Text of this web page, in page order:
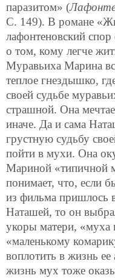
паразитом» (
С. 149). В романе
лафонтеновский спор
о том, кому легче
Муравьиха Марина
теплое гнездышко,
своей судьбе
страшной. Она
иначе. Да и сама
грустную судьбу
пойти в мухи. Она
Мариной «типичной
понимает, что, если
из фильма пришлось
Наташей, то он
укоры матери, «муха
«маленькому
воплотить в жизнь
жизнь мух тоже